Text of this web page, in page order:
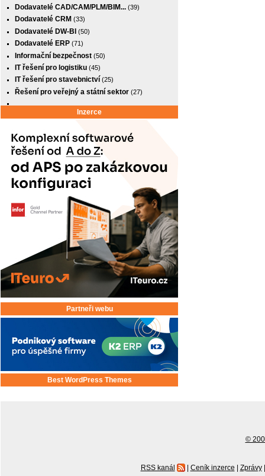
Dodavatelé CAD/CAM/PLM/BIM... (39)
Dodavatelé CRM (33)
Dodavatelé DW-BI (50)
Dodavatelé ERP (71)
Informační bezpečnost (50)
IT řešení pro logistiku (45)
IT řešení pro stavebnictví (25)
Řešení pro veřejný a státní sektor (27)
Inzerce
Partneři webu
Best WordPress Themes
©
RSS kanál | Ceník inzerce | Zprávy |